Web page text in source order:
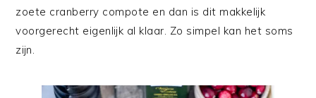
zoete cranberry compote en dan is dit makkelijk
voorgerecht eigenlijk al klaar. Zo simpel kan het soms
zijn.